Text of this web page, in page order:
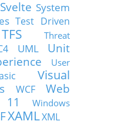
Svelte System
Test Driven
TFS
Threat
UML
Unit
User
Visual
WCF
Web
11
Windows
XAMLXML